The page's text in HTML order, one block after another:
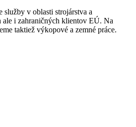
služby v oblasti strojárstva a
ale i zahraničných klientov EÚ. Na
taktiež výkopové a zemné práce.